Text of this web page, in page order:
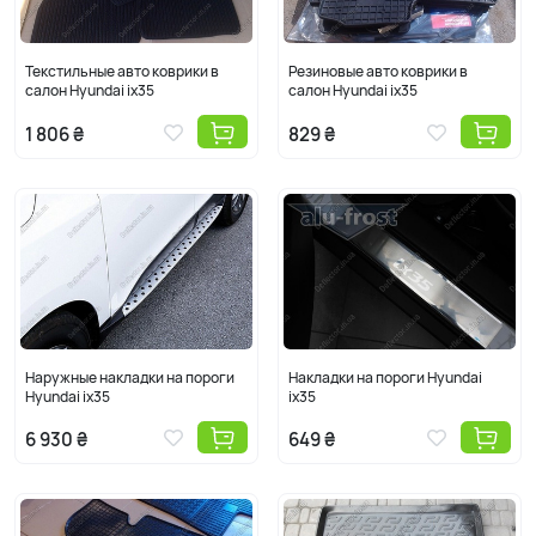
Текстильные авто коврики в
салон Hyundai ix35
1 806 ₴
Резиновые авто коврики в
салон Hyundai ix35
829 ₴
Наружные накладки на пороги
Hyundai ix35
6 930 ₴
Накладки на пороги Hyundai
ix35
649 ₴